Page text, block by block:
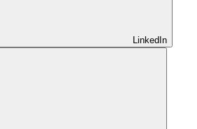
LinkedIn